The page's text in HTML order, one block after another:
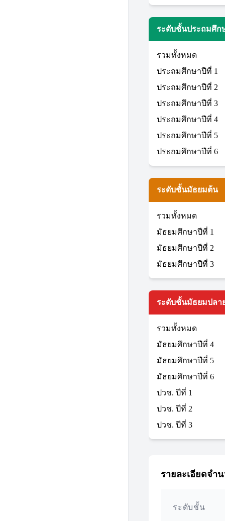
ระดับชั้นประถมศึก
รวมทั้งหมด
ประถมศึกษาปีที่ 1
ประถมศึกษาปีที่ 2
ประถมศึกษาปีที่ 3
ประถมศึกษาปีที่ 4
ประถมศึกษาปีที่ 5
ประถมศึกษาปีที่ 6
ระดับชั้นมัธยมต้น
รวมทั้งหมด
มัธยมศึกษาปีที่ 1
มัธยมศึกษาปีที่ 2
มัธยมศึกษาปีที่ 3
ระดับชั้นมัธยมปลา
รวมทั้งหมด
มัธยมศึกษาปีที่ 4
มัธยมศึกษาปีที่ 5
มัธยมศึกษาปีที่ 6
ปวช. ปีที่ 1
ปวช. ปีที่ 2
ปวช. ปีที่ 3
รายละเอียดจำ
ระดับชั้น